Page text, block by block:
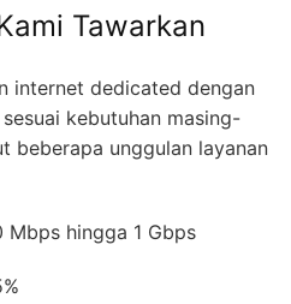
Tawarkan
internet dedicated dengan
kebutuhan masing-
beberapa unggulan layanan
Mbps hingga 1 Gbps